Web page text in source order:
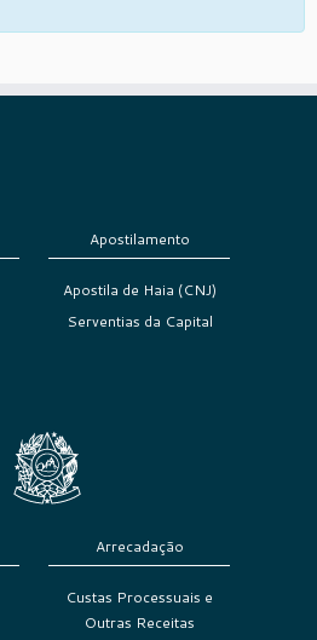
Apostilamento
Apostila de Haia (CNJ)
Serventias da Capital
Arrecadação
Custas Processuais e
Outras Receitas